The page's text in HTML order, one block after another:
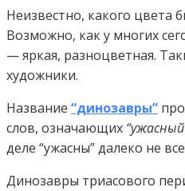
Неизвестно, какого цвета
Возможно, как у многих
— яркая, разноцветная.
художники.
Название “динозавры”
слов, означающих
деле “ужасны” далеко не
Динозавры триасового